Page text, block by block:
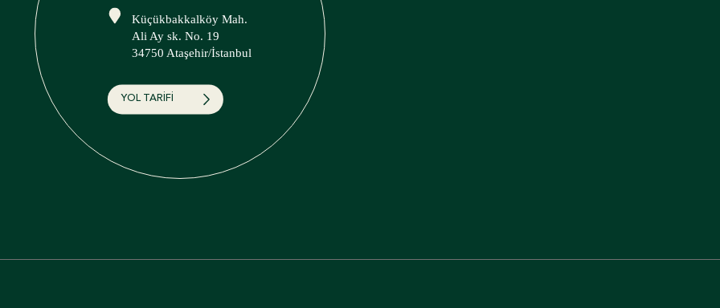
Küçükbakkalköy Mah.
Ali Ay sk. No. 19
34750 Ataşehir/İstanbul
YOL TARİFİ